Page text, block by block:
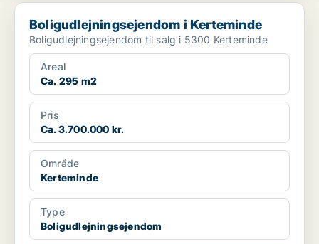
Boligudlejningsejendom i Kerteminde
Boligudlejningsejendom i Kerteminde
Boligudlejningsejendom til salg i 5300 Kerteminde
Areal
Ca. 295 m2
Pris
Ca. 3.700.000 kr.
Område
Kerteminde
Type
Boligudlejningsejendom